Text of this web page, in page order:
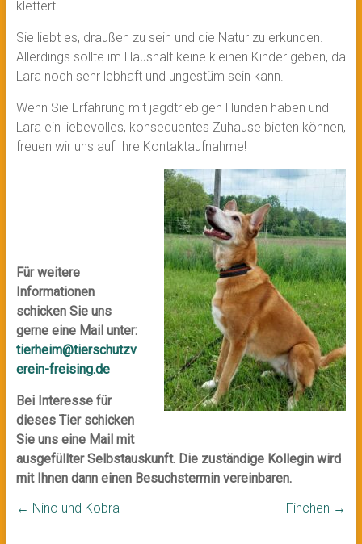
klettert.
Sie liebt es, draußen zu sein und die Natur zu erkunden.
Allerdings sollte im Haushalt keine kleinen Kinder geben, da
Lara noch sehr lebhaft und ungestüm sein kann.
Wenn Sie Erfahrung mit jagdtriebigen Hunden haben und
Lara ein liebevolles, konsequentes Zuhause bieten können,
freuen wir uns auf Ihre Kontaktaufnahme!
Für weitere
Informationen
schicken Sie uns
gerne eine Mail unter:
tierheim@tierschutzv
erein-freising.de
Bei Interesse für
dieses Tier schicken
Sie uns eine Mail mit
ausgefüllter Selbstauskunft. Die zuständige Kollegin wird
mit Ihnen dann einen Besuchstermin vereinbaren.
← Nino und Kobra Finchen →